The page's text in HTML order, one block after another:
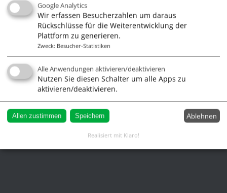
Kontakt zu uns
Segelschule Frank Lochte
Stresemannstr. 11
21335 Lüneburg
Tel. 04131/380022
Google Analytics
Wir erfassen Besucherzahlen um daraus
Rückschlüsse für die Weiterentwicklung der
Plattform zu generieren.
Zweck: Besucher-Statistiken
Alle Anwendungen aktivieren/deaktivieren
Nutzen Sie diesen Schalter um alle Apps zu
aktivieren/deaktivieren.
Allen zustimmen Speichern Ablehnen
Realisiert mit Klaro!